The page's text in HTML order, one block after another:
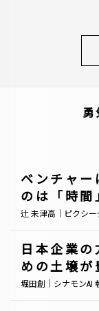
勇
ベンチャー
のは「時間
辻 未津高｜ピクシー
日本企業
めの土壌が
堀田創｜シナモンAI